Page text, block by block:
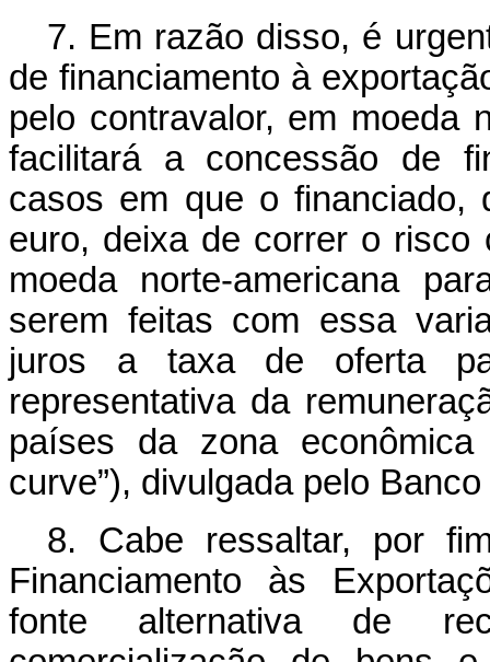
7. Em razão disso, é
de financiamento à
pelo contravalor, em moeda
facilitará a concessão de
casos em que o financiado,
euro, deixa de correr o risco
moeda norte-americana
serem feitas com essa
juros a taxa de oferta
representativa da
países da zona
curve”), divulgada pelo
8. Cabe ressaltar, por
Financiamento às
fonte alternativa de